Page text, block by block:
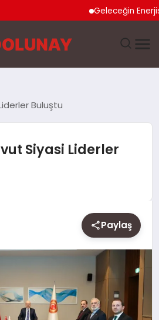
Geleceğin Enerjisi
Buluştu
Siyasi Liderler
Paylaş